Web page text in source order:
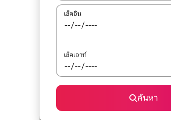
เช็คอิน
เช็คเอาท์
ค้นหา